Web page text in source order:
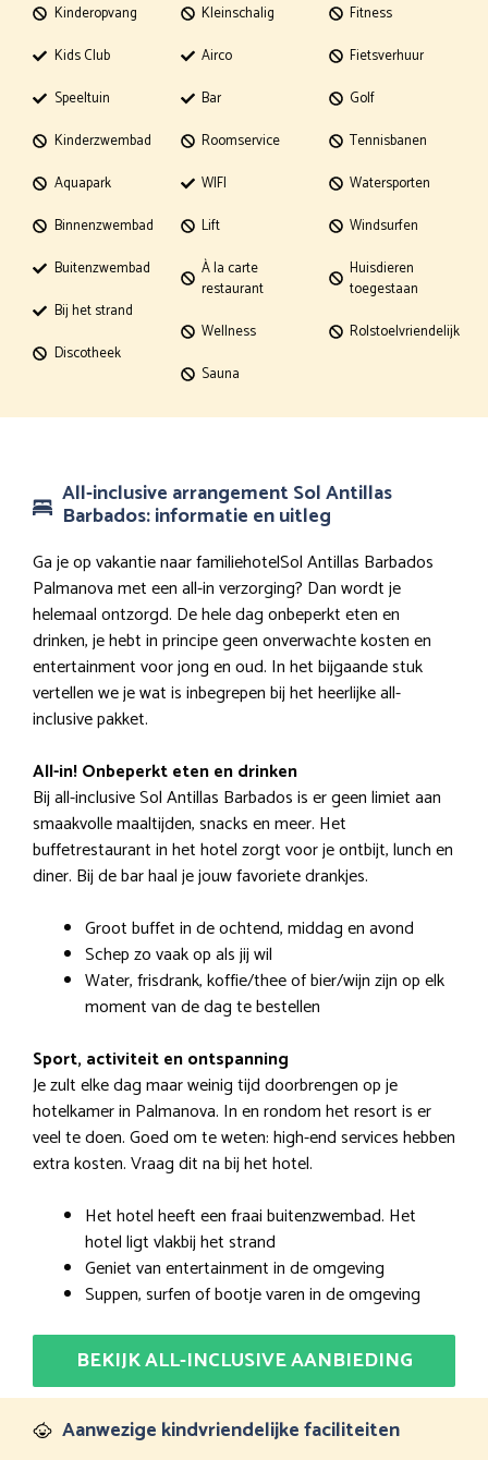
Kinderopvang
Kids Club
Speeltuin
Kinderzwembad
Aquapark
Binnenzwembad
Buitenzwembad
Bij het strand
Discotheek
Kleinschalig
Airco
Bar
Roomservice
WIFI
Lift
À la carte
restaurant
Wellness
Sauna
Fitness
Fietsverhuur
Golf
Tennisbanen
Watersporten
Windsurfen
Huisdieren
toegestaan
Rolstoelvriendelijk
All-inclusive arrangement Sol Antillas
Barbados: informatie en uitleg
Ga je op vakantie naar familiehotelSol Antillas Barbados
Palmanova met een all-in verzorging? Dan wordt je
helemaal ontzorgd. De hele dag onbeperkt eten en
drinken, je hebt in principe geen onverwachte kosten en
entertainment voor jong en oud. In het bijgaande stuk
vertellen we je wat is inbegrepen bij het heerlijke all-
inclusive pakket.
All-in! Onbeperkt eten en drinken
Bij all-inclusive Sol Antillas Barbados is er geen limiet aan
smaakvolle maaltijden, snacks en meer. Het
buffetrestaurant in het hotel zorgt voor je ontbijt, lunch en
diner. Bij de bar haal je jouw favoriete drankjes.
Groot buffet in de ochtend, middag en avond
Schep zo vaak op als jij wil
Water, frisdrank, koffie/thee of bier/wijn zijn op elk
moment van de dag te bestellen
Sport, activiteit en ontspanning
Je zult elke dag maar weinig tijd doorbrengen op je
hotelkamer in Palmanova. In en rondom het resort is er
veel te doen. Goed om te weten: high-end services hebben
extra kosten. Vraag dit na bij het hotel.
Het hotel heeft een fraai buitenzwembad. Het
hotel ligt vlakbij het strand
Geniet van entertainment in de omgeving
Suppen, surfen of bootje varen in de omgeving
BEKIJK ALL-INCLUSIVE AANBIEDING
Aanwezige kindvriendelijke faciliteiten